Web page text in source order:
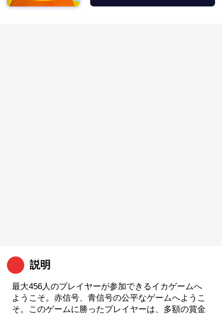
説明
最大456人のプレイヤーが参加できるイカゲームへ
ようこそ。赤信号、青信号の公平なゲームへようこ
そ。このゲームに勝ったプレイヤーは、多額の賞金